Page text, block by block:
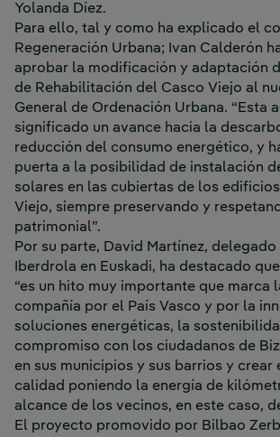
Yolanda Díez.
Para ello, tal y como ha explicado el
Regeneración Urbana; Ivan Calderón
aprobar la modificación y adaptación
de Rehabilitación del Casco Viejo al
General de Ordenación Urbana. “Esta
significado un avance hacia la
reducción del consumo energético, y
puerta a la posibilidad de instalación
solares en las cubiertas de los
Viejo, siempre preservando y
patrimonial”.
Por su parte, David Martínez,
Iberdrola en Euskadi, ha destacado
“es un hito muy importante que marca
compañía por el País Vasco y por la
soluciones energéticas, la
compromiso con los ciudadanos de
en sus municipios y sus barrios y
calidad poniendo la energía de
alcance de los vecinos, en este caso,
El proyecto promovido por Bilbao